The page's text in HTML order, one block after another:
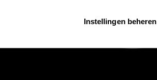
Instellingen beheren